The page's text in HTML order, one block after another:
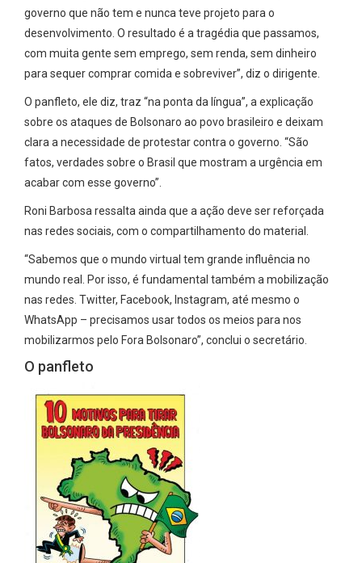
governo que não tem e nunca teve projeto para o
desenvolvimento. O resultado é a tragédia que passamos,
com muita gente sem emprego, sem renda, sem dinheiro
para sequer comprar comida e sobreviver”, diz o dirigente.
O panfleto, ele diz, traz “na ponta da língua”, a explicação
sobre os ataques de Bolsonaro ao povo brasileiro e deixam
clara a necessidade de protestar contra o governo. “São
fatos, verdades sobre o Brasil que mostram a urgência em
acabar com esse governo”.
Roni Barbosa ressalta ainda que a ação deve ser reforçada
nas redes sociais, com o compartilhamento do material.
“Sabemos que o mundo virtual tem grande influência no
mundo real. Por isso, é fundamental também a mobilização
nas redes. Twitter, Facebook, Instagram, até mesmo o
WhatsApp – precisamos usar todos os meios para nos
mobilizarmos pelo Fora Bolsonaro”, conclui o secretário.
O panfleto